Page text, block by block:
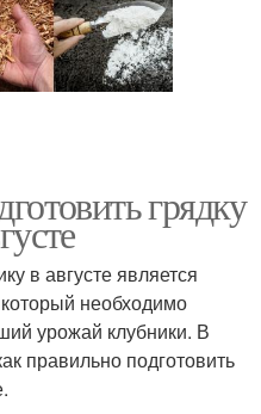
грядку
в августе является
необходимо
урожай клубники. В
правильно подготовить